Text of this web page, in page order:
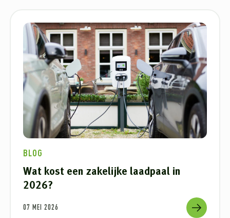
BLOG
Wat kost een zakelijke laadpaal in
2026?
07 MEI 2026